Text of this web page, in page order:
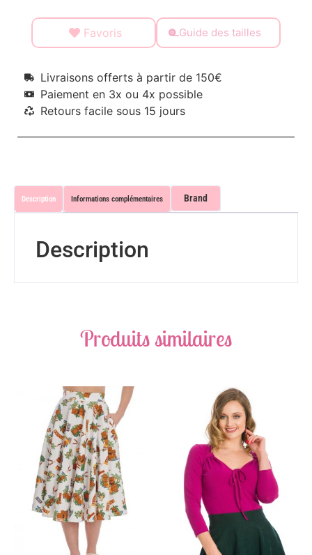
Favoris Guide des tailles
Livraisons offerts à partir de 150€
Paiement en 3x ou 4x possible
Retours facile sous 15 jours
Description Informations complémentaires Brand
Description
Produits similaires